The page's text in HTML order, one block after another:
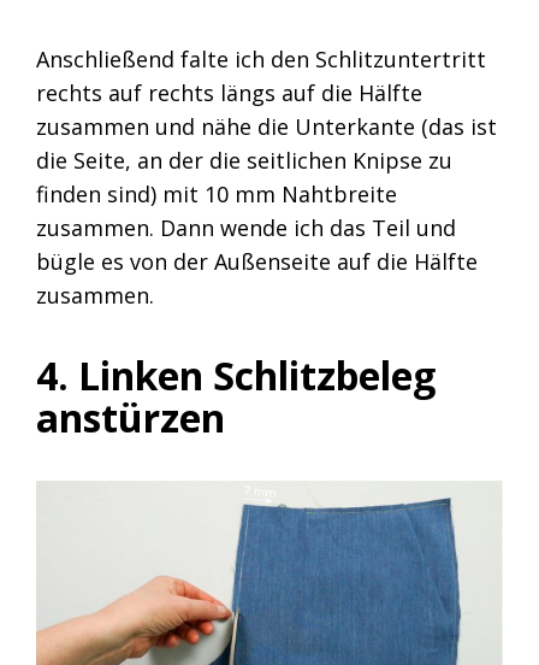
Anschließend falte ich den Schlitzuntertritt
rechts auf rechts längs auf die Hälfte
zusammen und nähe die Unterkante (das ist
die Seite, an der die seitlichen Knipse zu
finden sind) mit 10 mm Nahtbreite
zusammen. Dann wende ich das Teil und
bügle es von der Außenseite auf die Hälfte
zusammen.
4. Linken Schlitzbeleg
anstürzen